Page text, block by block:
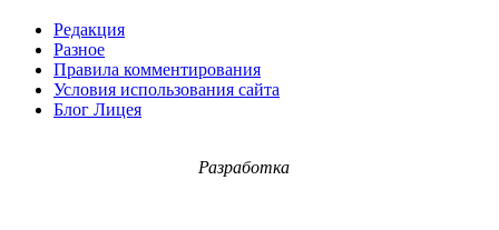
Редакция
Разное
Правила комментирования
Условия использования сайта
Блог Лицея
Разработка